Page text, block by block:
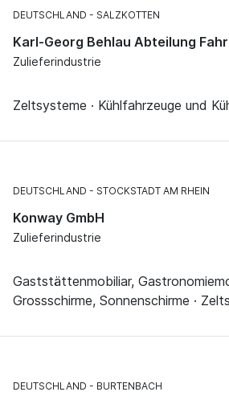
DEUTSCHLAND SALZKOTTEN
Karl-Georg Behlau Abteilung
Zulieferindustrie
Zeltsysteme · Kühlfahrzeuge und
DEUTSCHLAND STOCKSTADT AM RHEIN
Konway GmbH
Zulieferindustrie
Gaststättenmobiliar,
Grossschirme, Sonnenschirme ·
DEUTSCHLAND BURTENBACH